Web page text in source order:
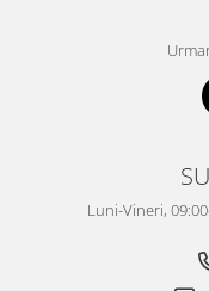
Luni-Vineri,